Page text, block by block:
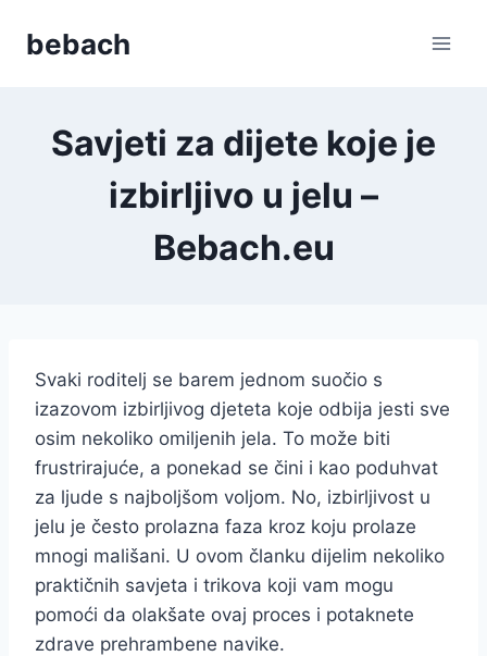
bebach
Savjeti za dijete koje je
izbirljivo u jelu –
Bebach.eu
Svaki roditelj se barem jednom suočio s
izazovom izbirljivog djeteta koje odbija jesti sve
osim nekoliko omiljenih jela. To može biti
frustrirajuće, a ponekad se čini i kao poduhvat
za ljude s najboljšom voljom. No, izbirljivost u
jelu je često prolazna faza kroz koju prolaze
mnogi mališani. U ovom članku dijelim nekoliko
praktičnih savjeta i trikova koji vam mogu
pomoći da olakšate ovaj proces i potaknete
zdrave prehrambene navike.